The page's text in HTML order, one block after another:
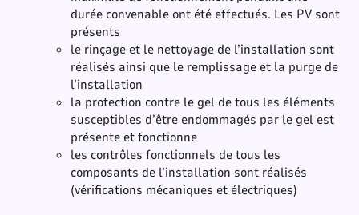
durée convenable ont été effectués. Les PV sont
présents
le rinçage et le nettoyage de l’installation sont
réalisés ainsi que le remplissage et la purge de
l’installation
la protection contre le gel de tous les éléments
susceptibles d’être endommagés par le gel est
présente et fonctionne
les contrôles fonctionnels de tous les
composants de l’installation sont réalisés
(vérifications mécaniques et électriques)